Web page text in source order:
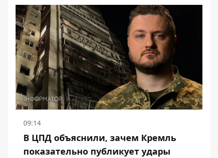
09:14
В ЦПД объяснили, зачем Кремль
показательно публикует удары